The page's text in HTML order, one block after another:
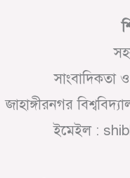
সাংবাদিকতা
জাহাঙ্গীরনগর
ইমেইল :